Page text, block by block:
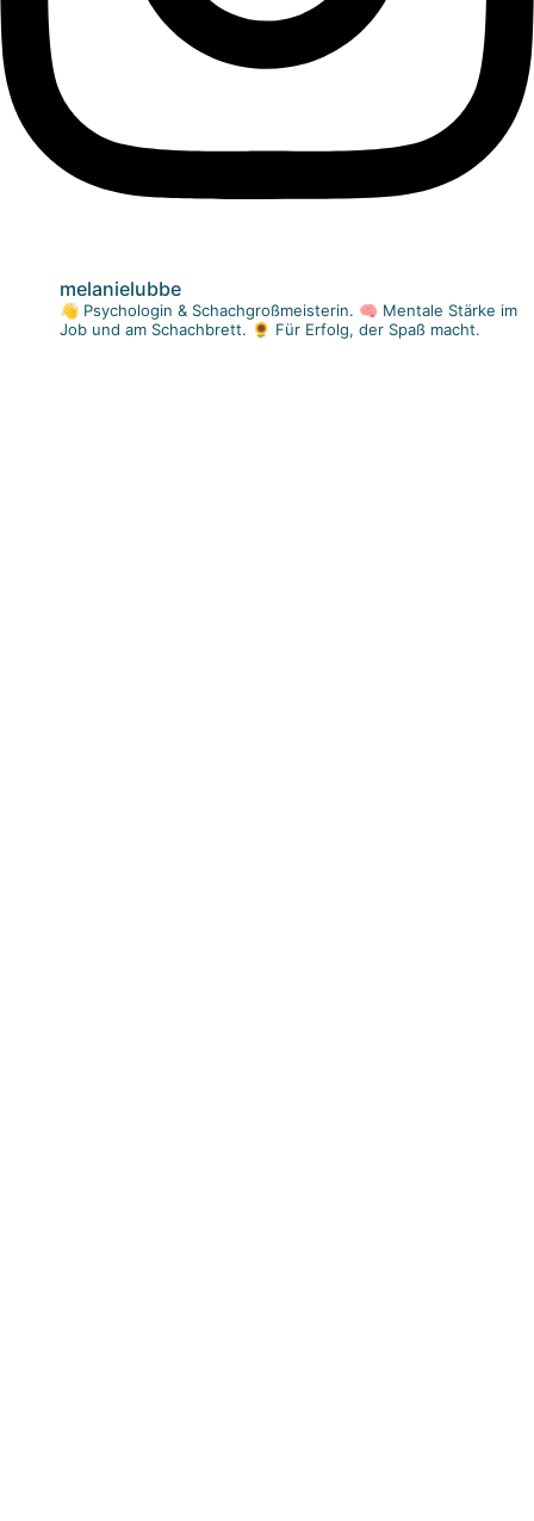
melanielubbe
👋 Psychologin & Schachgroßmeisterin. 🧠 Mentale Stärke im
Job und am Schachbrett. 🌻 Für Erfolg, der Spaß macht.